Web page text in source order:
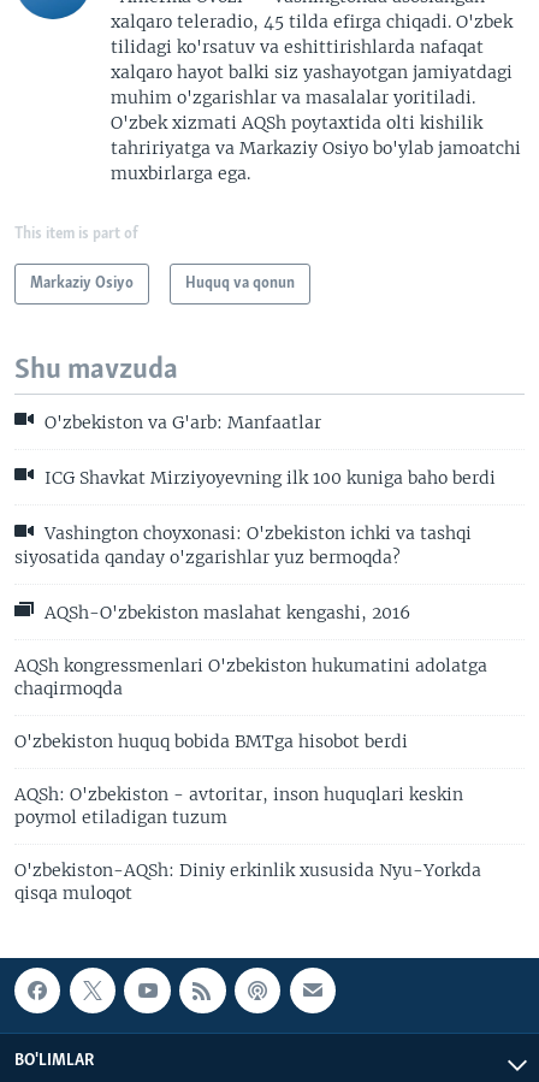
xalqaro teleradio, 45 tilda efirga chiqadi. O'zbek
tilidagi ko'rsatuv va eshittirishlarda nafaqat
xalqaro hayot balki siz yashayotgan jamiyatdagi
muhim o'zgarishlar va masalalar yoritiladi.
O'zbek xizmati AQSh poytaxtida olti kishilik
tahririyatga va Markaziy Osiyo bo'ylab jamoatchi
muxbirlarga ega.
This item is part of
Markaziy Osiyo Huquq va qonun
Shu mavzuda
O'zbekiston va G'arb: Manfaatlar
ICG Shavkat Mirziyoyevning ilk 100 kuniga baho berdi
Vashington choyxonasi: O'zbekiston ichki va tashqi
siyosatida qanday o'zgarishlar yuz bermoqda?
AQSh-O'zbekiston maslahat kengashi, 2016
AQSh kongressmenlari O'zbekiston hukumatini adolatga
chaqirmoqda
O'zbekiston huquq bobida BMTga hisobot berdi
AQSh: O'zbekiston - avtoritar, inson huquqlari keskin
poymol etiladigan tuzum
O'zbekiston-AQSh: Diniy erkinlik xususida Nyu-Yorkda
qisqa muloqot
BO'LIMLAR